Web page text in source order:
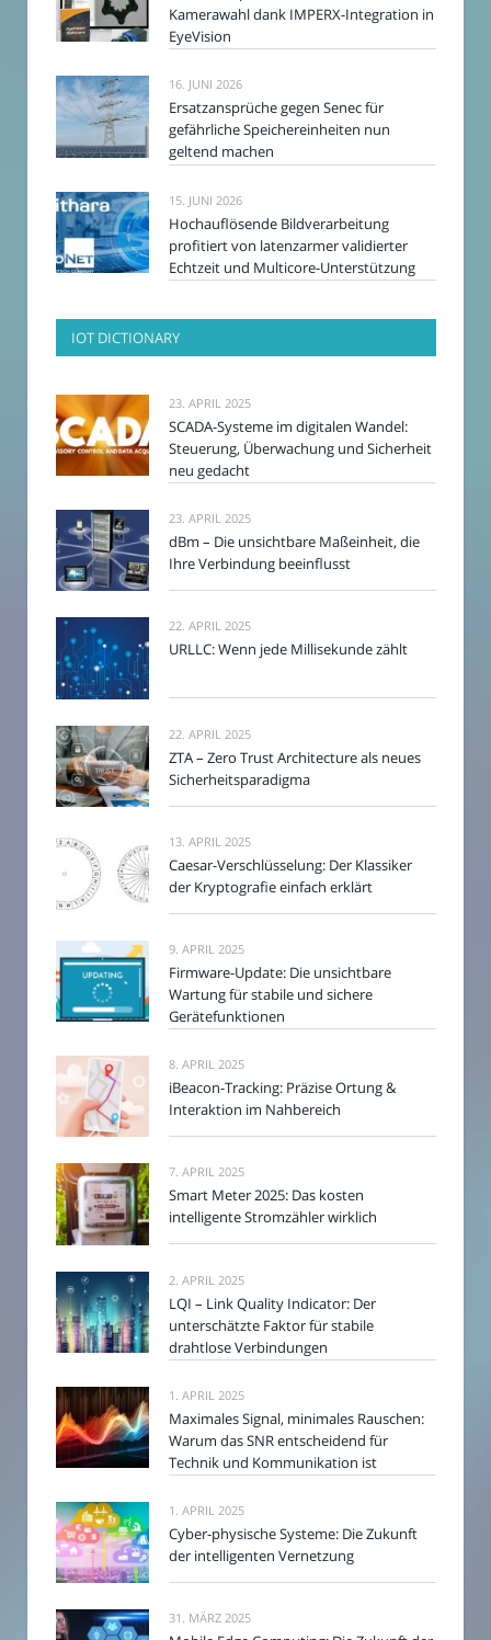
Kamerawahl dank IMPERX-Integration in
EyeVision
16. JUNI 2026
Ersatzansprüche gegen Senec für
gefährliche Speichereinheiten nun
geltend machen
15. JUNI 2026
Hochauflösende Bildverarbeitung
profitiert von latenzarmer validierter
Echtzeit und Multicore-Unterstützung
IOT DICTIONARY
23. APRIL 2025
SCADA-Systeme im digitalen Wandel:
Steuerung, Überwachung und Sicherheit
neu gedacht
23. APRIL 2025
dBm – Die unsichtbare Maßeinheit, die
Ihre Verbindung beeinflusst
22. APRIL 2025
URLLC: Wenn jede Millisekunde zählt
22. APRIL 2025
ZTA – Zero Trust Architecture als neues
Sicherheitsparadigma
13. APRIL 2025
Caesar-Verschlüsselung: Der Klassiker
der Kryptografie einfach erklärt
9. APRIL 2025
Firmware-Update: Die unsichtbare
Wartung für stabile und sichere
Gerätefunktionen
8. APRIL 2025
iBeacon-Tracking: Präzise Ortung &
Interaktion im Nahbereich
7. APRIL 2025
Smart Meter 2025: Das kosten
intelligente Stromzähler wirklich
2. APRIL 2025
LQI – Link Quality Indicator: Der
unterschätzte Faktor für stabile
drahtlose Verbindungen
1. APRIL 2025
Maximales Signal, minimales Rauschen:
Warum das SNR entscheidend für
Technik und Kommunikation ist
1. APRIL 2025
Cyber-physische Systeme: Die Zukunft
der intelligenten Vernetzung
31. MÄRZ 2025